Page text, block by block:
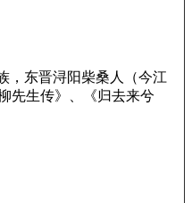
，东晋浔阳柴桑人（今江
先生传》、《归去来兮